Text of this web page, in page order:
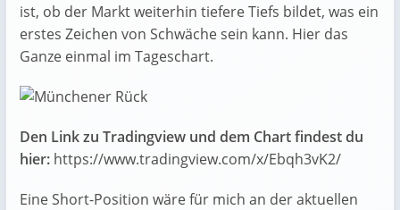
ist, ob der Markt weiterhin tiefere Tiefs bildet, was ein
erstes Zeichen von Schwäche sein kann. Hier das
Ganze einmal im Tageschart.
Den Link zu Tradingview und dem Chart findest du
hier: https://www.tradingview.com/x/Ebqh3vK2/
Eine Short-Position wäre für mich an der aktuellen